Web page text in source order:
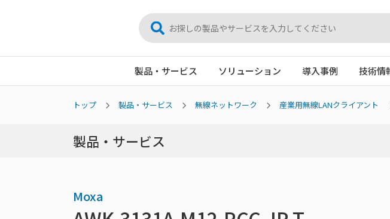
製品・サービス ソリューション 導入事例 技術情
トップ 製品・サービス 無線ネットワーク 産業用無線LANクライアント
製品・サービス
Moxa